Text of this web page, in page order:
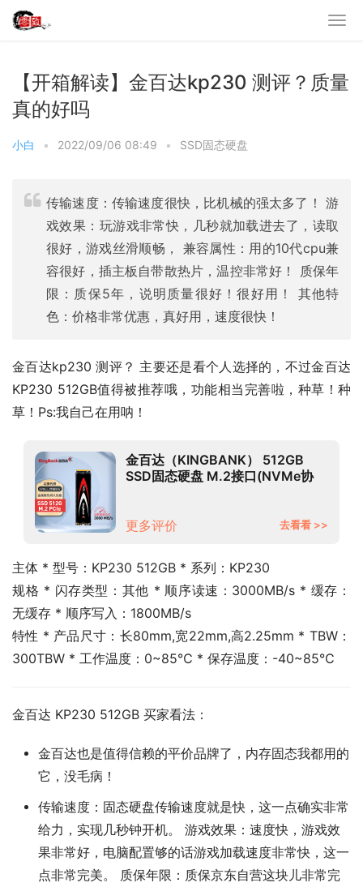
【开箱解读】金百达kp230 测评？质量
真的好吗
小白 • 2022/09/06 08:49 • SSD固态硬盘
传输速度：传输速度很快，比机械的强太多了！ 游
戏效果：玩游戏非常快，几秒就加载进去了，读取
很好，游戏丝滑顺畅， 兼容属性：用的10代cpu兼
容很好，插主板自带散热片，温控非常好！ 质保年
限：质保5年，说明质量很好！很好用！ 其他特
色：价格非常优惠，真好用，速度很快！
金百达kp230 测评？ 主要还是看个人选择的，不过金百达
KP230 512GB值得被推荐哦，功能相当完善啦，种草！种
草！Ps:我自己在用呐！
金百达（KINGBANK） 512GB
SSD固态硬盘 M.2接口(NVMe协
更多评价 去看看 >>
主体 * 型号：KP230 512GB * 系列：KP230
规格 * 闪存类型：其他 * 顺序读速：3000MB/s * 缓存：
无缓存 * 顺序写入：1800MB/s
特性 * 产品尺寸：长80mm,宽22mm,高2.25mm * TBW：
300TBW * 工作温度：0~85℃ * 保存温度：-40~85℃
金百达 KP230 512GB 买家看法：
金百达也是值得信赖的平价品牌了，内存固态我都用的
它，没毛病！
传输速度：固态硬盘传输速度就是快，这一点确实非常
给力，实现几秒钟开机。 游戏效果：速度快，游戏效
果非常好，电脑配置够的话游戏加载速度非常快，这一
点非常完美。 质保年限：质保京东自营这块儿非常完